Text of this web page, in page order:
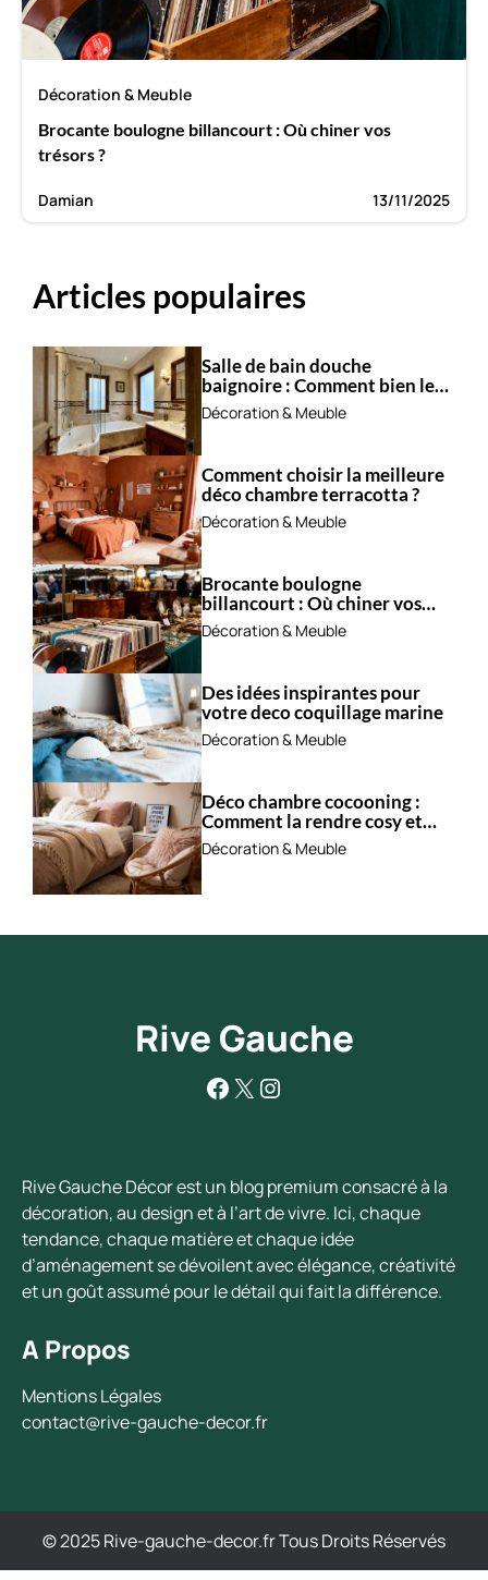
Décoration & Meuble
Brocante boulogne billancourt : Où chiner vos
trésors ?
Damian 13/11/2025
Articles populaires
Salle de bain douche
baignoire : Comment bien les
combiner ?
Décoration & Meuble
Comment choisir la meilleure
déco chambre terracotta ?
Décoration & Meuble
Brocante boulogne
billancourt : Où chiner vos
trésors ?
Décoration & Meuble
Des idées inspirantes pour
votre deco coquillage marine
Décoration & Meuble
Déco chambre cocooning :
Comment la rendre cosy et
apaisante ?
Décoration & Meuble
Rive Gauche
Facebook
X Instagram
Rive Gauche Décor est un blog premium consacré à la
décoration, au design et à l’art de vivre. Ici, chaque
tendance, chaque matière et chaque idée
d’aménagement se dévoilent avec élégance, créativité
et un goût assumé pour le détail qui fait la différence.
A Propos
Mentions Légales
contact@rive-gauche-decor.fr
© 2025 Rive-gauche-decor.fr Tous Droits Réservés